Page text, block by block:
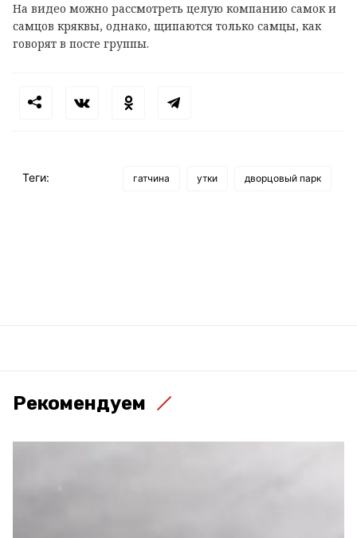
На видео можно рассмотреть целую компанию самок и
самцов кряквы, однако, щипаются только самцы, как
говорят в посте группы.
Теги: гатчина утки дворцовый парк
Рекомендуем